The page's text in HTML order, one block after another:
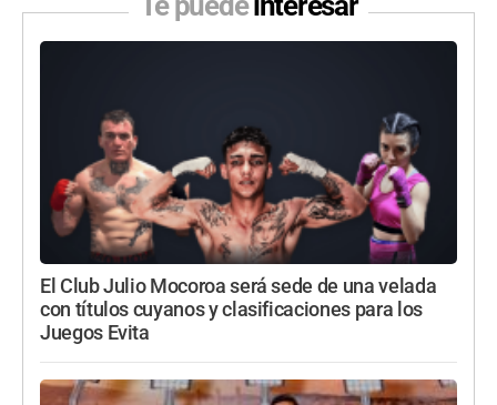
El Club Julio Mocoroa será sede de una velada
con títulos cuyanos y clasificaciones para los
Juegos Evita